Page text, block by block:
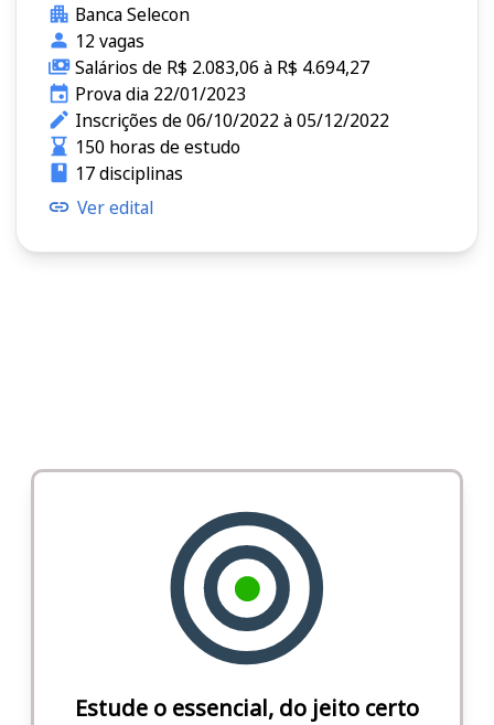
Banca Selecon
12 vagas
Salários de R$ 2.083,06 à R$ 4.694,27
Prova dia 22/01/2023
Inscrições de 06/10/2022 à 05/12/2022
150 horas de estudo
17 disciplinas
Ver edital
Estude o essencial, do jeito certo